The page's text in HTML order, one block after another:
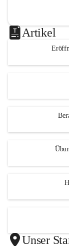
Artikel
Unser